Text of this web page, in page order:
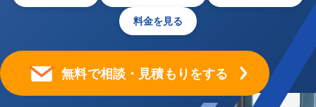
料金を見る
無料で相談・見積もりをする